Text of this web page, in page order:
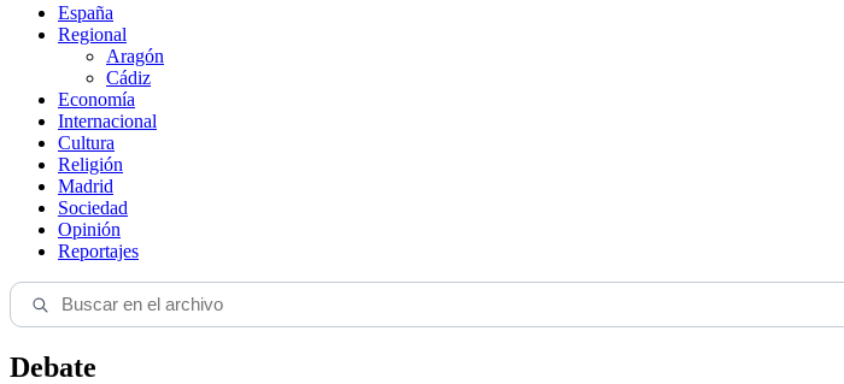
España
Regional
Aragón
Cádiz
Economía
Internacional
Cultura
Religión
Madrid
Sociedad
Opinión
Reportajes
Debate